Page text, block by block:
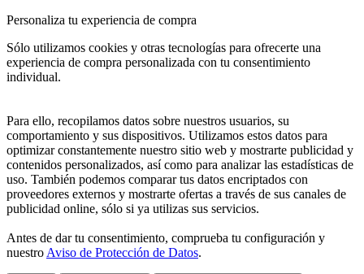
Personaliza tu experiencia de compra
Sólo utilizamos cookies y otras tecnologías para ofrecerte una
experiencia de compra personalizada con tu consentimiento
individual.
Para ello, recopilamos datos sobre nuestros usuarios, su
comportamiento y sus dispositivos. Utilizamos estos datos para
optimizar constantemente nuestro sitio web y mostrarte publicidad y
contenidos personalizados, así como para analizar las estadísticas de
uso. También podemos comparar tus datos encriptados con
proveedores externos y mostrarte ofertas a través de sus canales de
publicidad online, sólo si ya utilizas sus servicios.
Antes de dar tu consentimiento, comprueba tu configuración y
nuestro Aviso de Protección de Datos.